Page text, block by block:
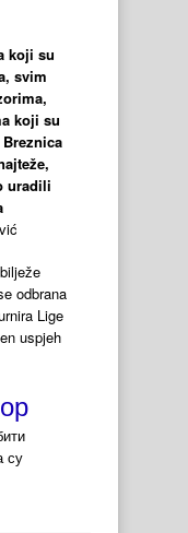
koji su
svim
koji su
uradili
odbrana
Lige
uspjeh
су